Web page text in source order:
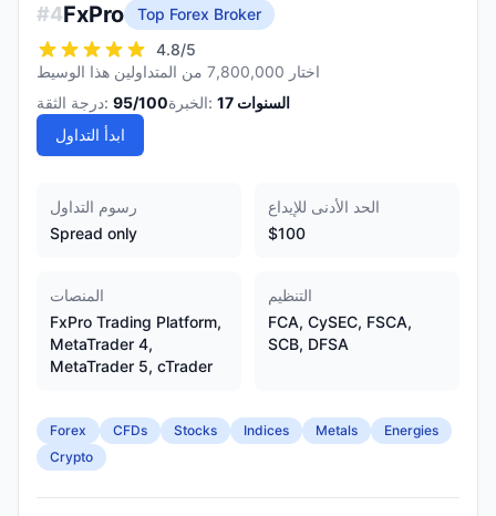
#4FxPro
Top Forex Broker
4.8/5
اختار 7,800,000 من المتداولين هذا الوسيط
درجة الثقة: 95/100 الخبرة: 17 السنوات
ابدأ التداول
رسوم التداول
Spread only
الحد الأدنى للإيداع
$100
المنصات
FxPro Trading Platform,
MetaTrader 4,
MetaTrader 5, cTrader
التنظيم
FCA, CySEC, FSCA,
SCB, DFSA
Forex CFDs Stocks Indices Metals
Energies
Crypto